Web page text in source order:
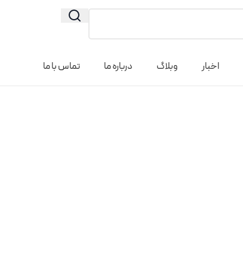
اخبار وبلاگ درباره ما تماس با ما